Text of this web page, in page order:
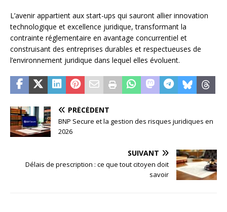
L’avenir appartient aux start-ups qui sauront allier innovation
technologique et excellence juridique, transformant la
contrainte réglementaire en avantage concurrentiel et
construisant des entreprises durables et respectueuses de
l’environnement juridique dans lequel elles évoluent.
PRÉCÉDENT
BNP Secure et la gestion des risques juridiques en
2026
SUIVANT
Délais de prescription : ce que tout citoyen doit
savoir